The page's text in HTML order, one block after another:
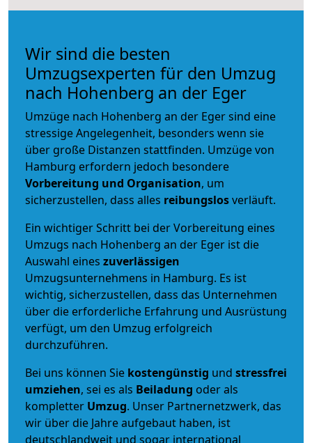
Wir sind die besten
Umzugsexperten für den Umzug
nach Hohenberg an der Eger
Umzüge nach Hohenberg an der Eger sind eine
stressige Angelegenheit, besonders wenn sie
über große Distanzen stattfinden. Umzüge von
Hamburg erfordern jedoch besondere
Vorbereitung und Organisation, um
sicherzustellen, dass alles reibungslosverläuft.
Ein wichtiger Schritt bei der Vorbereitung eines
Umzugs nach Hohenberg an der Eger ist die
Auswahl eines zuverlässigen
Umzugsunternehmens in Hamburg. Es ist
wichtig, sicherzustellen, dass das Unternehmen
über die erforderliche Erfahrung und Ausrüstung
verfügt, um den Umzug erfolgreich
durchzuführen.
Bei uns können Sie kostengünstig und stressfrei
umziehen, sei es als Beiladung oder als
kompletter Umzug. Unser Partnernetzwerk, das
wir über die Jahre aufgebaut haben, ist
deutschlandweit und sogar international